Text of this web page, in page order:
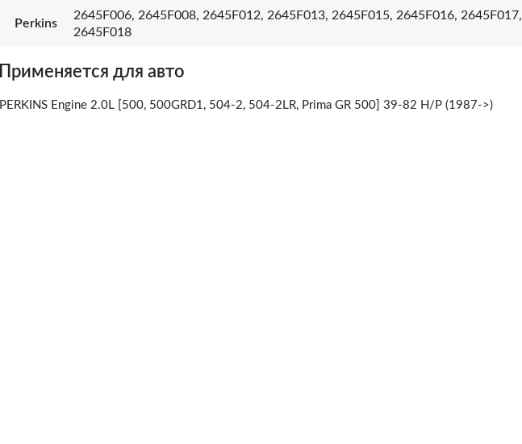
Perkins
2645F006, 2645F008, 2645F012, 2645F013, 2645F015, 2645F016, 2645F017,
2645F018
Применяется для авто
PERKINS Engine 2.0L [500, 500GRD1, 504-2, 504-2LR, Prima GR 500] 39-82 H/P (1987->)